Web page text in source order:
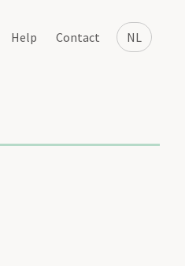
NL
Help Contact